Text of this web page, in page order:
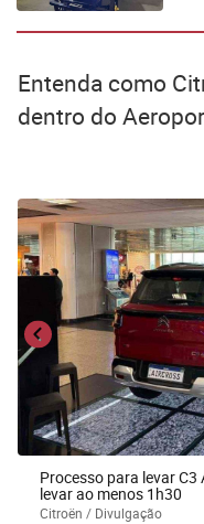
Entenda como
dentro do
Processo para levar
levar ao menos 1h30
Citroën / Divulgação